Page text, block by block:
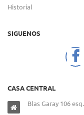
Historial
SIGUENOS
CASA CENTRAL
Blas Garay 106